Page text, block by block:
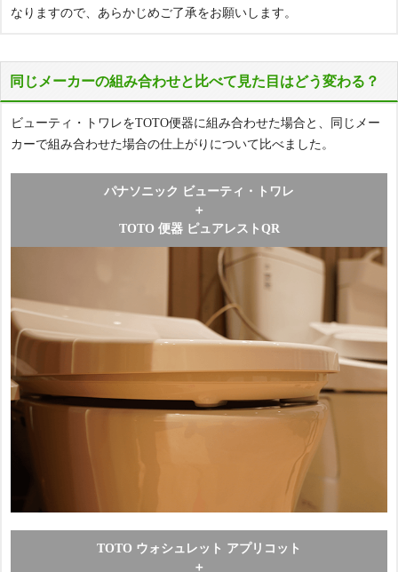
なりますので、あらかじめご了承をお願いします。
同じメーカーの組み合わせと比べて見た目はどう変わる？
ビューティ・トワレをTOTO便器に組み合わせた場合と、同じメー
カーで組み合わせた場合の仕上がりについて比べました。
パナソニック ビューティ・トワレ
＋
TOTO 便器 ピュアレストQR
TOTO ウォシュレット アプリコット
＋